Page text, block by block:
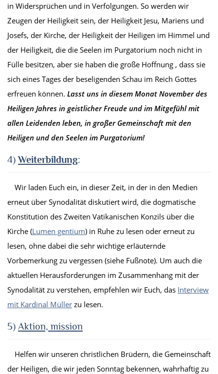
in Widersprüchen und in Verfolgungen. So werden wir
Zeugen der Heiligkeit sein, der Heiligkeit Jesu, Mariens und
Josefs, der Kirche, der Heiligkeit der Heiligen im Himmel und
der Heiligkeit, die die Seelen im Purgatorium noch nicht in
Fülle besitzen, aber sie haben die große Hoffnung , dass sie
sich eines Tages der beseligenden Schau im Reich Gottes
erfreuen können. Lasst uns in diesem Monat November des
Heiligen Jahres in geistlicher Freude und im Mitgefühl mit
allen Leidenden leben, in großer Gemeinschaft mit den
Heiligen und den Seelen im Purgatorium!
4)Weiterbildung:
Wir laden Euch ein, in dieser Zeit, in der in den Medien
erneut über Synodalität diskutiert wird, die dogmatische
Konstitution des Zweiten Vatikanischen Konzils über die
Kirche (Lumen gentium) in Ruhe zu lesen oder erneut zu
lesen, ohne dabei die sehr wichtige erläuternde
Vorbemerkung zu vergessen (siehe Fußnote). Um auch die
aktuellen Herausforderungen im Zusammenhang mit der
Synodalität zu verstehen, empfehlen wir Euch, das Interview
mit Kardinal Müller zu lesen.
5) Aktion, mission
Helfen wir unseren christlichen Brüdern, die Gemeinschaft
der Heiligen, die wir jeden Sonntag bekennen, wahrhaftig zu